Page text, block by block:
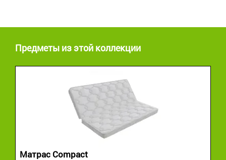
Предметы из этой коллекции
Матрас Compact